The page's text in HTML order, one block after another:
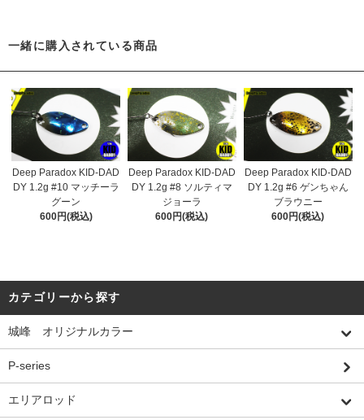
一緒に購入されている商品
Deep Paradox KID-DAD
DY 1.2g #10 マッチーラ
グーン
600円(税込)
Deep Paradox KID-DAD
DY 1.2g #8 ソルティマ
ジョーラ
600円(税込)
Deep Paradox KID-DAD
DY 1.2g #6 ゲンちゃん
ブラウニー
600円(税込)
カテゴリーから探す
城峰 オリジナルカラー
P-series
エリアロッド